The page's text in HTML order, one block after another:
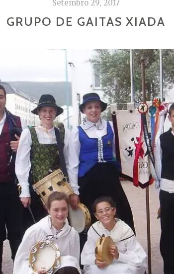
Setembro 29, 2017
GRUPO DE GAITAS XIADA